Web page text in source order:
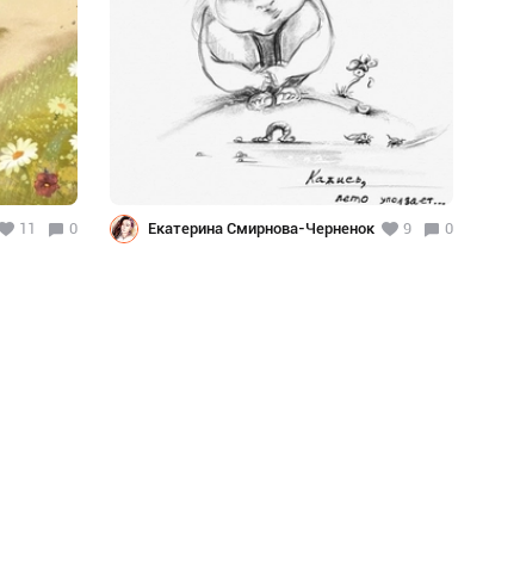
11 0 Екатерина Смирнова-Черненок 9 0